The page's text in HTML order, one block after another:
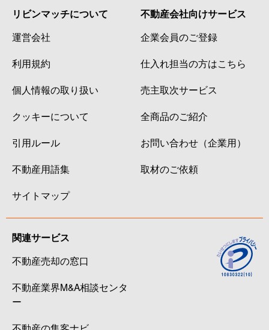
リビンマッチについて
運営会社
利用規約
個人情報の取り扱い
クッキーについて
引用ルール
不動産用語集
サイトマップ
不動産会社向けサービス
企業会員のご登録
仕入れ担当の方はこちら
売主取次サービス
全商品のご紹介
お問い合わせ（企業用）
取材のご依頼
関連サービス
不動産売却の窓口
不動産業界M&A相談センタ
ー